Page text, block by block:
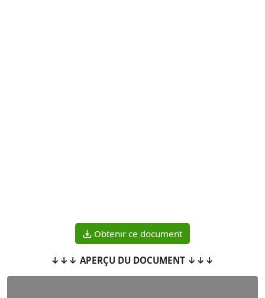
Obtenir ce document
↓↓↓ APERÇU DU DOCUMENT ↓↓↓